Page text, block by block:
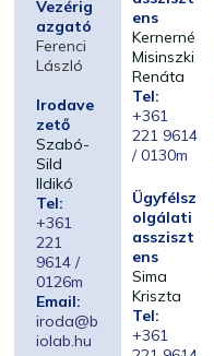
Vezérig
azgató
Ferenci
László
Irodave
zető
Szabó-
Sild
Ildikó
Tel:
+361
221
9614 /
0126m
Email:
iroda@b
iolab.hu
ens
Kernerné
Misinszki
Renáta
Tel:
+361
221 9614
/ 0130m
Ügyfélsz
olgálati
assziszt
ens
Sima
Kriszta
Tel:
+361